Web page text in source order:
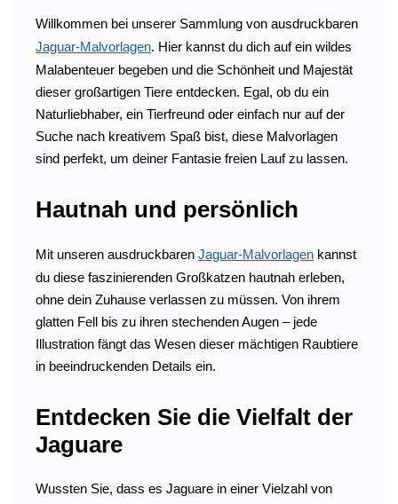
Willkommen bei unserer Sammlung von ausdruckbaren
Jaguar-Malvorlagen. Hier kannst du dich auf ein wildes
Malabenteuer begeben und die Schönheit und Majestät
dieser großartigen Tiere entdecken. Egal, ob du ein
Naturliebhaber, ein Tierfreund oder einfach nur auf der
Suche nach kreativem Spaß bist, diese Malvorlagen
sind perfekt, um deiner Fantasie freien Lauf zu lassen.
Hautnah und persönlich
Mit unseren ausdruckbaren Jaguar-Malvorlagen kannst
du diese faszinierenden Großkatzen hautnah erleben,
ohne dein Zuhause verlassen zu müssen. Von ihrem
glatten Fell bis zu ihren stechenden Augen – jede
Illustration fängt das Wesen dieser mächtigen Raubtiere
in beeindruckenden Details ein.
Entdecken Sie die Vielfalt der
Jaguare
Wussten Sie, dass es Jaguare in einer Vielzahl von